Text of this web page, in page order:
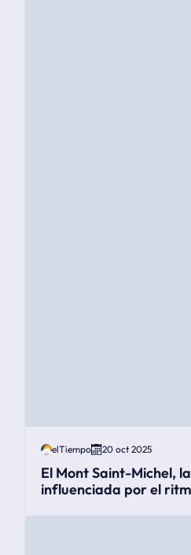
elTiempo 20 oct 2025
El Mont Saint-Michel,
influenciada por el